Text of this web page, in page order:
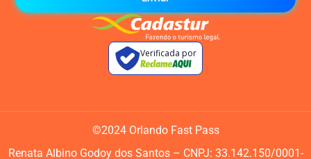
Verificada por
©2024 Orlando Fast Pass
Renata Albino Godoy dos Santos – CNPJ: 33.142.150/0001-